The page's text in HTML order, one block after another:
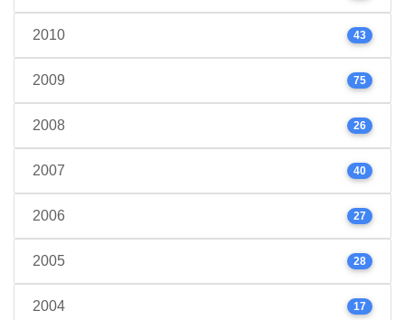
2010 43
2009 75
2008 26
2007 40
2006 27
2005 28
2004 17